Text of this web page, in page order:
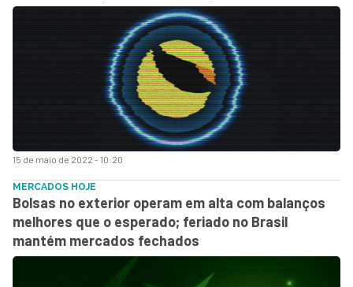
15 de maio de 2022 - 10:20
MERCADOS HOJE
Bolsas no exterior operam em alta com balanços
melhores que o esperado; feriado no Brasil
mantém mercados fechados